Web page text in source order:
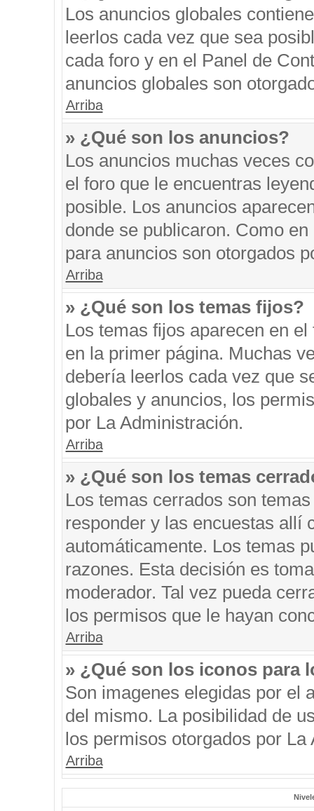
Los anuncios globales
leerlos cada vez que sea
cada foro y en el Panel de
anuncios globales son
Arriba
» ¿Qué son los anuncios?
Los anuncios muchas veces
el foro que le encuentras
posible. Los anuncios
donde se publicaron. Como
para anuncios son otorgados
Arriba
» ¿Qué son los temas fijos?
Los temas fijos aparecen en
en la primer página. Muchas
debería leerlos cada vez que
globales y anuncios, los
por La Administración.
Arriba
» ¿Qué son los temas
Los temas cerrados son
responder y las encuestas allí
automáticamente. Los temas
razones. Esta decisión es
moderador. Tal vez pueda
los permisos que le hayan
Arriba
» ¿Qué son los iconos para
Son imagenes elegidas por el
del mismo. La posibilidad de
los permisos otorgados por La
Arriba